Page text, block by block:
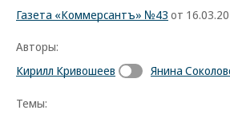
Газета «Коммерсантъ» №43 от
Авторы:
Кирилл Кривошеев
Янина
Темы: